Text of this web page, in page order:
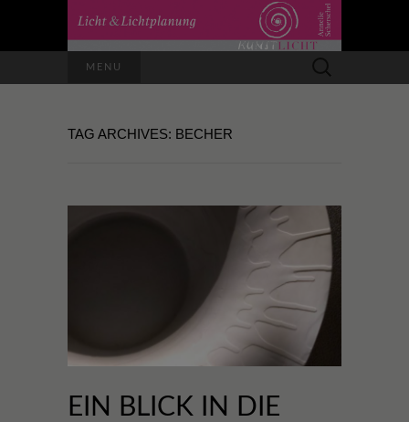
MENU
nach:
TAG ARCHIVES: BECHER
EIN BLICK IN DIE